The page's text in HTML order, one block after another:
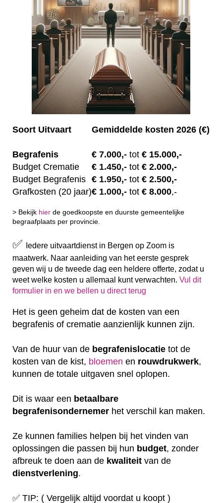
Soort Uitvaart Gemiddelde kosten 2026 (€)
Begrafenis € 7.000,- tot € 15.000,-
Budget Crematie
€ 1.450,- tot € 2.000,-
Budget Begrafenis € 1.950,- tot € 2.500,-
Grafkosten (20 jaar)€ 1.000,- tot € 8.000,-
> Bekijk hier de goedkoopste en duurste gemeentelijke
begraafplaats per provincie.
✅
Iedere uitvaartdienst in Bergen op Zoom is
maatwerk. Naar aanleiding van het eerste gesprek
geven wij u de tweede dag een heldere offerte, zodat u
weet welke kosten u allemaal kunt verwachten. Vul dit
formulier in en we bellen u direct terug
Het is geen geheim dat de kosten van een
begrafenis of crematie aanzienlijk kunnen zijn.
Van de huur van de begrafenislocatie tot de
kosten van de kist, bloemen en rouwdrukwerk,
kunnen de totale uitgaven snel oplopen.
Dit is waar een betaalbare
begrafenisondernemer het verschil kan maken.
Ze kunnen families helpen bij het vinden van
oplossingen die passen bij hun budget, zonder
afbreuk te doen aan de kwaliteit van de
dienstverlening.
✅ TIP: ( Vergelijk altijd voordat u koopt )